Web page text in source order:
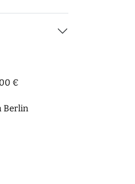
€
Berlin